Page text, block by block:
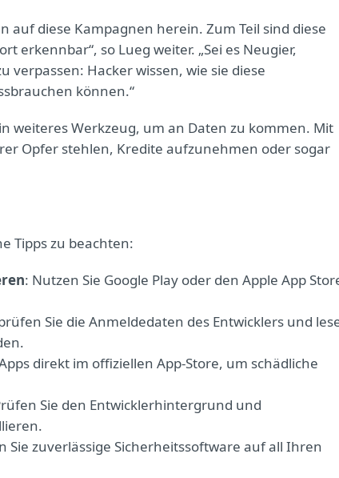
auf diese Kampagnen herein. Zum Teil sind diese
erkennbar“, so Lueg weiter. „Sei es Neugier,
verpassen: Hacker wissen, wie sie diese
können.“
weiteres Werkzeug, um an Daten zu kommen. Mit
Opfer stehlen, Kredite aufzunehmen oder sogar
Tipps zu beachten:
: Nutzen Sie Google Play oder den Apple App
Sie die Anmeldedaten des Entwicklers und
direkt im offiziellen App-Store, um schädliche
Sie den Entwicklerhintergrund und
Sie zuverlässige Sicherheitssoftware auf all Ihren